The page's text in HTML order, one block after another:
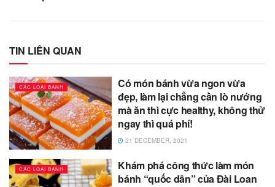
TIN LIÊN QUAN
CÁC LOẠI BÁNH
Có món bánh vừa ngon vừa
đẹp, làm lại chẳng cần lò nướng
mà ăn thì cực healthy, không thử
ngay thì quá phí!
21 DECEMBER, 2021
CÁC LOẠI BÁNH
Khám phá công thức làm món
bánh “quốc dân” của Đài Loan